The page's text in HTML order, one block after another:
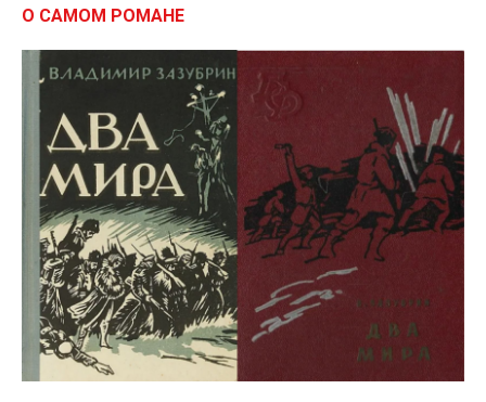
О САМОМ РОМАНЕ